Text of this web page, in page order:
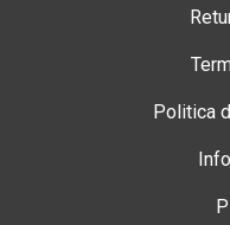
Politica